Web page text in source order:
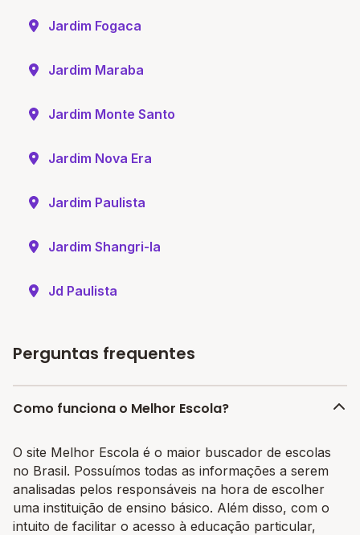
Jardim Fogaca
Jardim Maraba
Jardim Monte Santo
Jardim Nova Era
Jardim Paulista
Jardim Shangri-la
Jd Paulista
Perguntas frequentes
Como funciona o Melhor Escola?
O site Melhor Escola é o maior buscador de escolas
no Brasil. Possuímos todas as informações a serem
analisadas pelos responsáveis na hora de escolher
uma instituição de ensino básico. Além disso, com o
intuito de facilitar o acesso à educação particular,